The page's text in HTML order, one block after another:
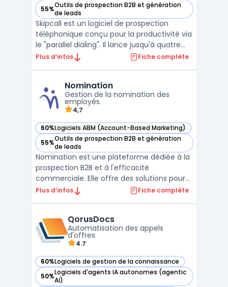
55%Outils de prospection B2B et génération
de leads
— voir Skipcall dans cette catégorie
Skipcall est un logiciel de prospection
téléphonique conçu pour la productivité via
le "parallel dialing". Il lance jusqu'à quatre
appels simultanés pour supprimer l'attente.
le démarchage en un flux d'échanges cont
...
Plus d’infos Fiche complète
Nomination
Gestion de la nomination des
employés.
4,7
60%Logiciels ABM (Account-Based Marketing)
— voir Nomination dans cette catégorie
55%Outils de prospection B2B et génération
de leads
— voir Nomination dans cette catégorie
Nomination est une plateforme dédiée à la
prospection B2B et à l'efficacité
commerciale. Elle offre des solutions pour
améliorer la prospection et la performance
nouvelles opportunités business, effectuer
des cib ...
Plus d’infos Fiche complète
QorusDocs
Automatisation des appels
d'offres
4.7
60%Logiciels de gestion de la connaissance
— voir QorusDocs dans cette catégorie
50%Logiciels d'agents IA autonomes (agentic
AI)
— voir QorusDocs dans cette catégorie